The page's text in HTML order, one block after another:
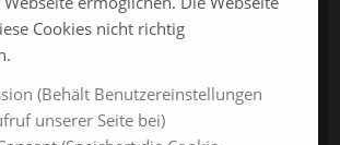
Cookies nicht richtig
(Behält Benutzereinstellungen
unserer Seite bei)